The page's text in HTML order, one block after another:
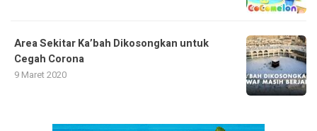
Area Sekitar Ka’bah Dikosongkan untuk
Cegah Corona
9 Maret 2020